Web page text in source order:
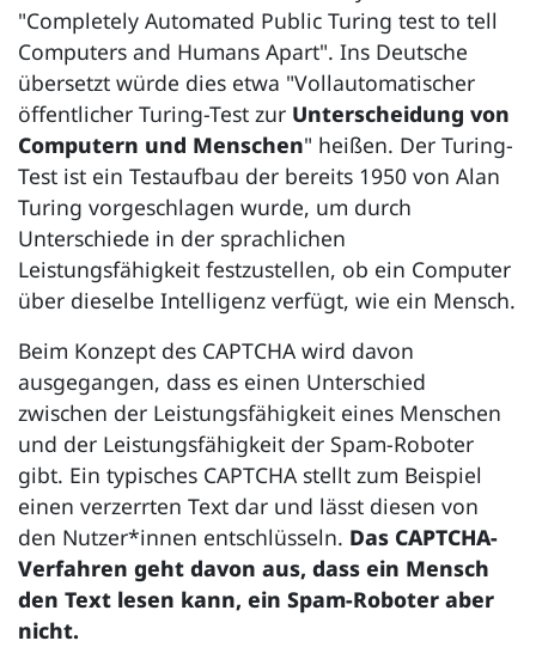
"Completely Automated Public Turing test to tell
Computers and Humans Apart". Ins Deutsche
übersetzt würde dies etwa "Vollautomatischer
öffentlicher Turing-Test zur Unterscheidung von
Computern und Menschen" heißen. Der Turing-
Test ist ein Testaufbau der bereits 1950 von Alan
Turing vorgeschlagen wurde, um durch
Unterschiede in der sprachlichen
Leistungsfähigkeit festzustellen, ob ein Computer
über dieselbe Intelligenz verfügt, wie ein Mensch.
Beim Konzept des CAPTCHA wird davon
ausgegangen, dass es einen Unterschied
zwischen der Leistungsfähigkeit eines Menschen
und der Leistungsfähigkeit der Spam-Roboter
gibt. Ein typisches CAPTCHA stellt zum Beispiel
einen verzerrten Text dar und lässt diesen von
den Nutzer*innen entschlüsseln. Das CAPTCHA-
Verfahren geht davon aus, dass ein Mensch
den Text lesen kann, ein Spam-Roboter aber
nicht.